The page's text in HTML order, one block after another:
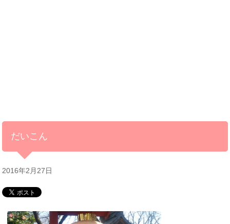
だいこん
2016年2月27日